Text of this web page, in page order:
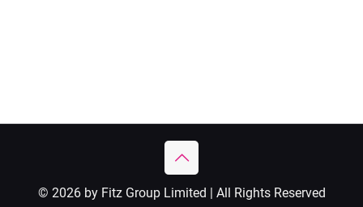
© 2026 by Fitz Group Limited | All Rights Reserved